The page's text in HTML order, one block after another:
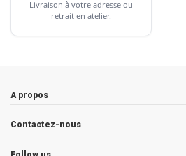
Livraison à votre adresse ou
retrait en atelier.
A propos
Contactez-nous